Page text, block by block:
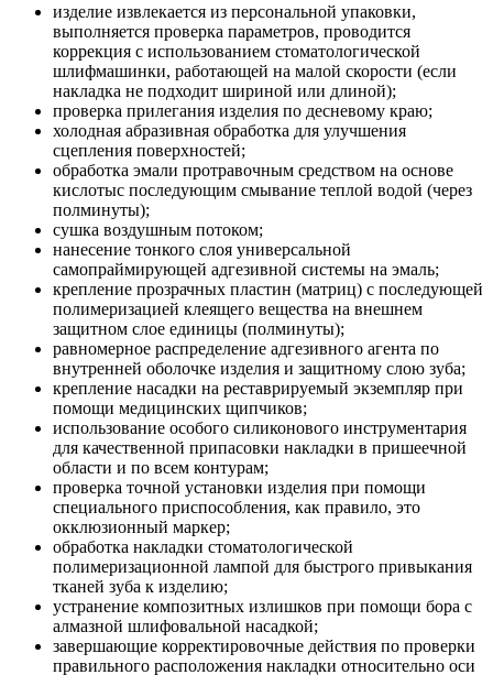
изделие извлекается из персональной упаковки,
выполняется проверка параметров, проводится
коррекция с использованием стоматологической
шлифмашинки, работающей на малой скорости (если
накладка не подходит шириной или длиной);
проверка прилегания изделия по десневому краю;
холодная абразивная обработка для улучшения
сцепления поверхностей;
обработка эмали протравочным средством на основе
кислотыс последующим смывание теплой водой (через
полминуты);
сушка воздушным потоком;
нанесение тонкого слоя универсальной
самопраймирующей адгезивной системы на эмаль;
крепление прозрачных пластин (матриц) с последующей
полимеризацией клеящего вещества на внешнем
защитном слое единицы (полминуты);
равномерное распределение адгезивного агента по
внутренней оболочке изделия и защитному слою зуба;
крепление насадки на реставрируемый экземпляр при
помощи медицинских щипчиков;
использование особого силиконового инструментария
для качественной припасовки накладки в пришеечной
области и по всем контурам;
проверка точной установки изделия при помощи
специального приспособления, как правило, это
окклюзионный маркер;
обработка накладки стоматологической
полимеризационной лампой для быстрого привыкания
тканей зуба к изделию;
устранение композитных излишков при помощи бора с
алмазной шлифовальной насадкой;
завершающие корректировочные действия по проверки
правильного расположения накладки относительно оси